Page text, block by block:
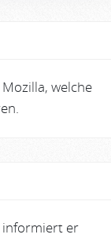
welche
informiert er